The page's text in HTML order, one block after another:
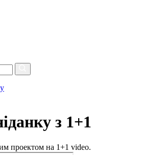
з 1+1
проектом на 1+1 video.